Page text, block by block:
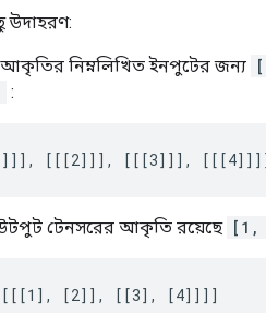
উদাহরণ:
নিম্নলিখিত ইনপুটের জন্য
:
[[[2]]], [[[3]]],
টেনসরের আকৃতি রয়েছে [1,
[2]], [[3], [4]]]]